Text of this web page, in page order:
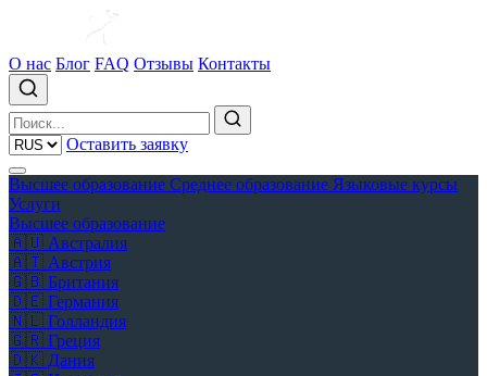
О нас Блог FAQ Отзывы Контакты
Оставить заявку
Высшее образование Среднее образование Языковые курсы
Услуги
Высшее образование
🇦🇺 Австралия
🇦🇹 Австрия
🇬🇧 Британия
🇩🇪 Германия
🇳🇱 Голландия
🇬🇷 Греция
🇩🇰 Дания